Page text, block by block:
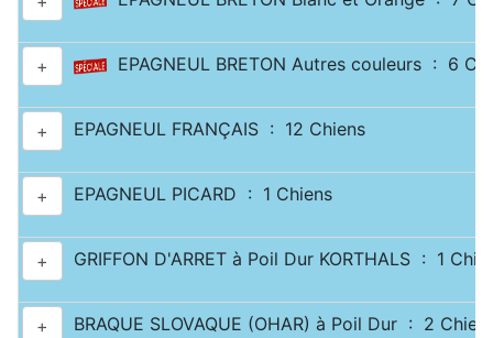
+ EPAGNEUL BRETON Autres couleurs : 6
+ EPAGNEUL FRANÇAIS : 12 Chiens
+ EPAGNEUL PICARD : 1 Chiens
+ GRIFFON D'ARRET à Poil Dur KORTHALS : 1
+ BRAQUE SLOVAQUE (OHAR) à Poil Dur : 2